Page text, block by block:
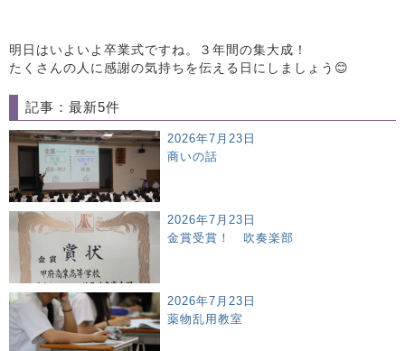
明日はいよいよ卒業式ですね。３年間の集大成！
たくさんの人に感謝の気持ちを伝える日にしましょう😊
記事：最新5件
2026年7月23日
商いの話
2026年7月23日
金賞受賞！ 吹奏楽部
2026年7月23日
薬物乱用教室